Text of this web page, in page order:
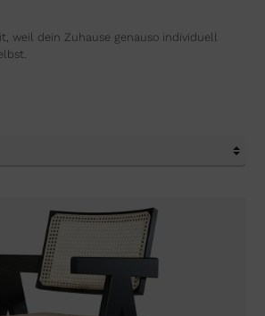
weil dein Zuhause genauso individuell